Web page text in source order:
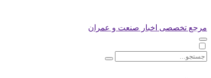
مرجع تخصصی اخبار صنعت و عمران